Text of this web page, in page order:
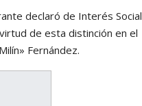
declaró de Interés Social
de esta distinción en el
Fernández.